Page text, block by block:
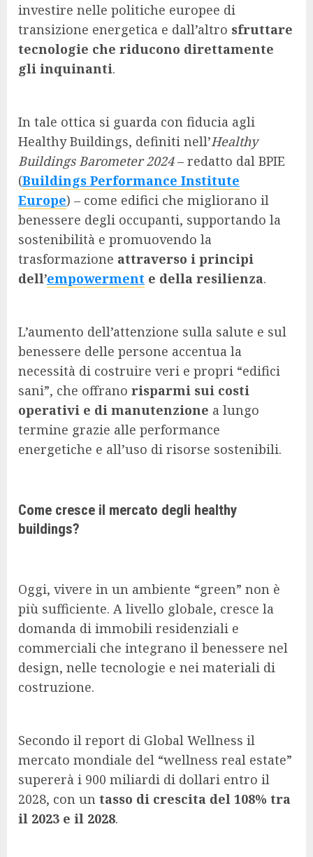
investire nelle politiche europee di
transizione energetica e dall’altro sfruttare
tecnologie che riducono direttamente
gli inquinanti.
In tale ottica si guarda con fiducia agli
Healthy Buildings, definiti nell’Healthy
Buildings Barometer 2024– redatto dal BPIE
(Buildings Performance Institute
Europe) – come edifici che migliorano il
benessere degli occupanti, supportando la
sostenibilità e promuovendo la
trasformazione attraverso i principi
dell’empowerment e della resilienza.
L’aumento dell’attenzione sulla salute e sul
benessere delle persone accentua la
necessità di costruire veri e propri “edifici
sani”, che offrano risparmi sui costi
operativi e di manutenzione a lungo
termine grazie alle performance
energetiche e all’uso di risorse sostenibili.
Come cresce il mercato degli healthy
buildings?
Oggi, vivere in un ambiente “green” non è
più sufficiente. A livello globale, cresce la
domanda di immobili residenziali e
commerciali che integrano il benessere nel
design, nelle tecnologie e nei materiali di
costruzione.
Secondo il report di Global Wellness il
mercato mondiale del “wellness real estate”
supererà i 900 miliardi di dollari entro il
2028, con un tasso di crescita del 108% tra
il 2023 e il 2028.